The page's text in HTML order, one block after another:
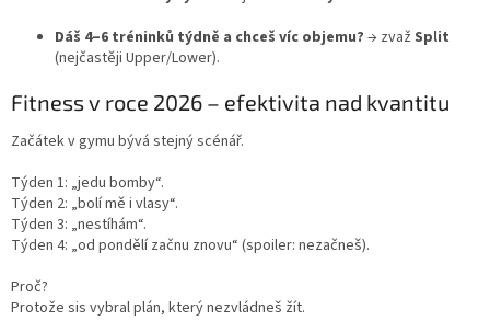
Dáš 4–6 tréninků týdně a chceš víc objemu? → zvaž Split
(nejčastěji Upper/Lower).
Fitness v roce 2026 – efektivita nad kvantitu
Začátek v gymu bývá stejný scénář.
Týden 1: „jedu bomby“.
Týden 2: „bolí mě i vlasy“.
Týden 3: „nestíhám“.
Týden 4: „od pondělí začnu znovu“ (spoiler: nezačneš).
Proč?
Protože sis vybral plán, který nezvládneš žít.